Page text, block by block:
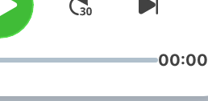
عالم الجريمة بكل ما
أسرار وخفايا. أطفئ الأنوار…
لليلة من الغموض والتشويق.
00:00